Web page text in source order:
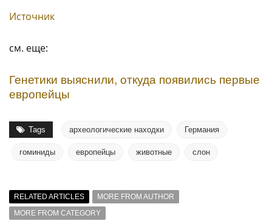
Источник
см. еще:
Генетики выяснили, откуда появились первые
европейцы
Tags археологические находки Германия
гоминиды европейцы животные слон
RELATED ARTICLES
MORE FROM AUTHOR
MORE FROM CATEGORY